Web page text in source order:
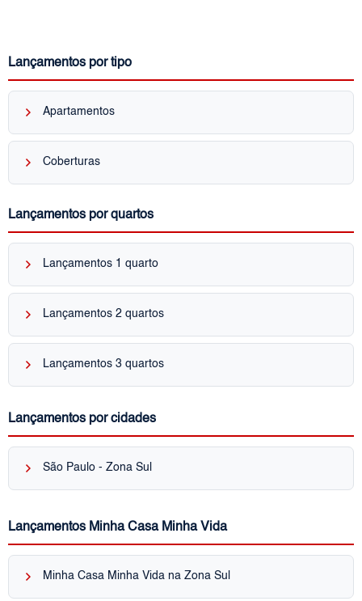
Lançamentos por tipo
keyboard_arrow_right Apartamentos
keyboard_arrow_right Coberturas
Lançamentos por quartos
keyboard_arrow_right Lançamentos 1 quarto
keyboard_arrow_right Lançamentos 2 quartos
keyboard_arrow_right Lançamentos 3 quartos
Lançamentos por cidades
keyboard_arrow_right São Paulo - Zona Sul
Lançamentos Minha Casa Minha Vida
keyboard_arrow_right Minha Casa Minha Vida na Zona Sul